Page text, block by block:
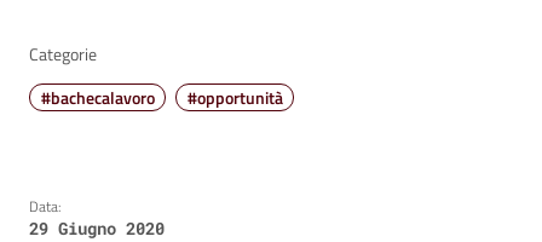
Categorie
#bachecalavoro
#opportunità
Data:
29 Giugno 2020